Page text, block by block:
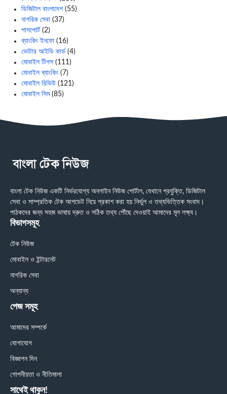
ডিজিটাল বাংলাদেশ(55)
নাগরিক সেবা (37)
পাসপোর্ট (2)
ব্যাংকিং ইনফো (16)
ভোটার আইডি কার্ড (4)
মোবাইল টিপস (111)
মোবাইল ব্যাংকিং (7)
মোবাইল রিভিউ (121)
মোবাইল সিম(85)
বাংলা টেক নিউজ একটি নির্ভরযোগ্য অনলাইন নিউজ পোর্টাল, যেখানে প্রযুক্তি, ডিজিটাল
সেবা ও সাম্প্রতিক টেক আপডেট নিয়ে প্রকাশ করা হয় নির্ভুল ও তথ্যভিত্তিক সংবাদ।
পাঠকদের জন্য সহজ ভাষায় দ্রুত ও সঠিক তথ্য পৌঁছে দেওয়াই আমাদের মূল লক্ষ্য।
বিভাগসমূহ
টেক নিউজ
মোবাইল ও ইন্টারনেট
নাগরিক সেবা
অন্যান্য
পেজ সমূহ
আমাদের সম্পর্কে
যোগাযোগ
বিজ্ঞাপন দিন
গোপনীয়তা ও নীতিমালা
সাথেই থাকুন!